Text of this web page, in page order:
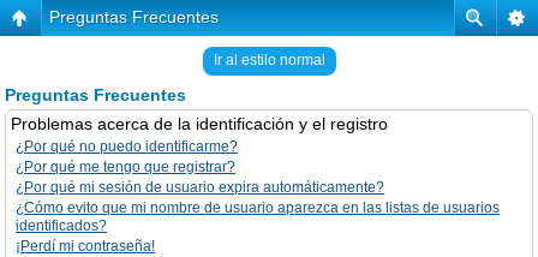
Preguntas Frecuentes
Ir al estilo normal
Preguntas Frecuentes
Problemas acerca de la identificación y el registro
¿Por qué no puedo identificarme?
¿Por qué me tengo que registrar?
¿Por qué mi sesión de usuario expira automáticamente?
¿Cómo evito que mi nombre de usuario aparezca en las listas de usuarios
identificados?
¡Perdí mi contraseña!